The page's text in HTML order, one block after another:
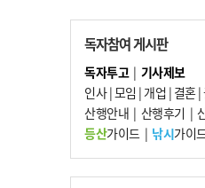
7
부울경 주말부터 비
꺾일 듯
8
피란마을 67년 역사
미초 통폐합 기로
9
외국인 선원 ‘인신매
우려가 현실로
10 교육혁신선도지 공
색에 교육청 ‘쩔쩔’
독자참여 게시판
독자투고| 기사제보
인사|모임 | 개업 | 결혼|
산행안내 | 산행후기 |
등산가이드| 낚시가이